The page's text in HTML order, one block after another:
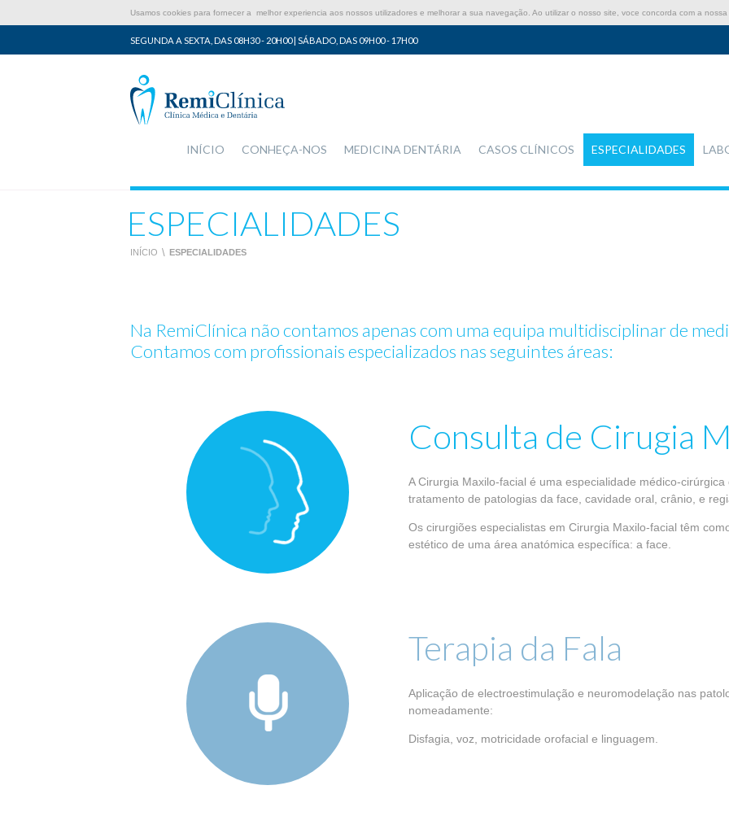
Usamos cookies para fornecer a melhor experiencia aos nossos utilizadores e melhorar a sua navegação. Ao utilizar o nosso site, voce concorda com a
SEGUNDA A SEXTA, DAS 08H30 - 20H00 | SÁBADO, DAS 09H00 - 17H00
INÍCIO CONHEÇA-NOS MEDICINA DENTÁRIA CASOS CLÍNICOS ESPECIALIDADES
ESPECIALIDADES
INÍCIO \ ESPECIALIDADES
Na RemiClínica não contamos apenas com uma equipa multidisciplinar de
Contamos com profissionais especializados nas seguintes áreas:
Consulta de Cirugia
A Cirurgia Maxilo-facial é uma especialidade médico-
tratamento de patologias da face, cavidade oral, crânio, e
Os cirurgiões especialistas em Cirurgia Maxilo-facial têm
estético de uma área anatómica específica: a face.
Terapia da Fala
Aplicação de electroestimulação e neuromodelação nas
nomeadamente:
Disfagia, voz, motricidade orofacial e linguagem.